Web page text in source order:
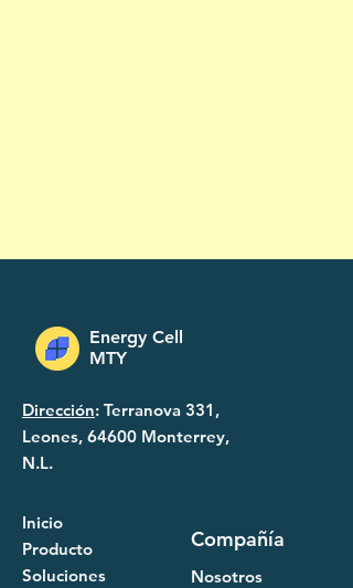
Energy Cell
MTY
Dirección: Terranova 331,
Leones, 64600 Monterrey,
N.L.
Inicio
Producto
Soluciones
Compañía
Nosotros